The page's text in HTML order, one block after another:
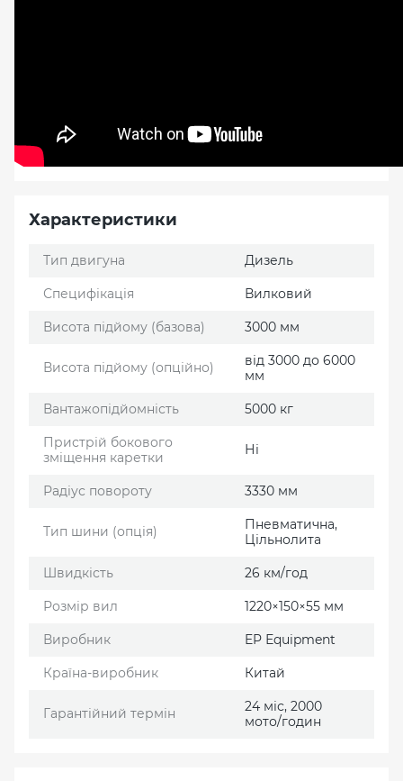
Характеристики
Тип двигуна Дизель
Специфікація Вилковий
Висота підйому (базова) 3000 мм
Висота підйому (опційно)
від 3000 до 6000
мм
Вантажопідйомність 5000 кг
Пристрій бокового
зміщення каретки
Ні
Радіус повороту 3330 мм
Тип шини (опція)
Пневматична,
Цільнолита
Швидкість 26 км/год
Розмір вил 1220×150×55 мм
Виробник EP Еquipment
Країна-виробник Китай
Гарантійний термін
24 міс, 2000
мото/годин